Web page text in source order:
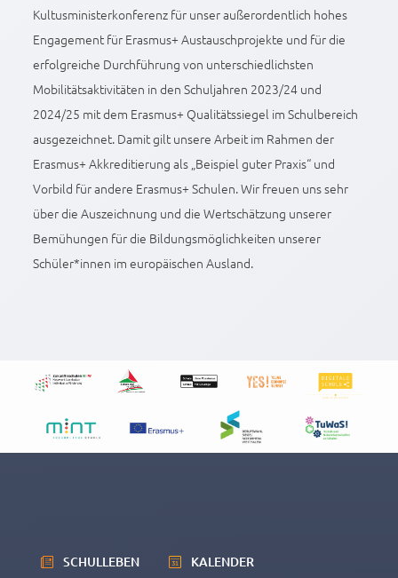
Kultusministerkonferenz für unser außerordentlich hohes
Engagement für Erasmus+ Austauschprojekte und für die
erfolgreiche Durchführung von unterschiedlichsten
Mobilitätsaktivitäten in den Schuljahren 2023/24 und
2024/25 mit dem Erasmus+ Qualitätssiegel im Schulbereich
ausgezeichnet. Damit gilt unsere Arbeit im Rahmen der
Erasmus+ Akkreditierung als „Beispiel guter Praxis“ und
Vorbild für andere Erasmus+ Schulen. Wir freuen uns sehr
über die Auszeichnung und die Wertschätzung unserer
Bemühungen für die Bildungsmöglichkeiten unserer
Schüler*innen im europäischen Ausland.
SCHULLEBEN KALENDER